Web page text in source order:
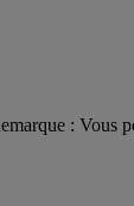
: Vous